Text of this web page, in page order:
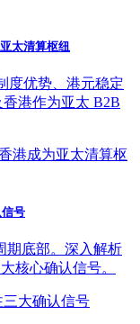
太清算枢纽
度优势、港元稳定
港作为亚太 B2B
港成为亚太清算枢
号
期底部。深入解析
核心确认信号。
大确认信号